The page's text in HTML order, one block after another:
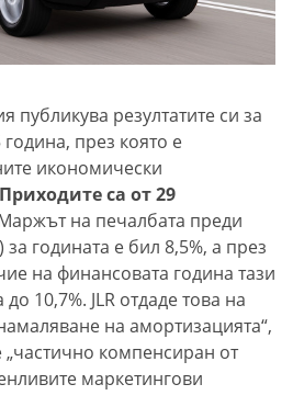
публикува резултатите си за
през която е
икономически
Приходите са от 29
на печалбата преди
годината е бил 8,5%, а през
на финансовата година тази
10,7%. JLR отдаде това на
на амортизацията“,
„частично компенсиран от
маркетингови